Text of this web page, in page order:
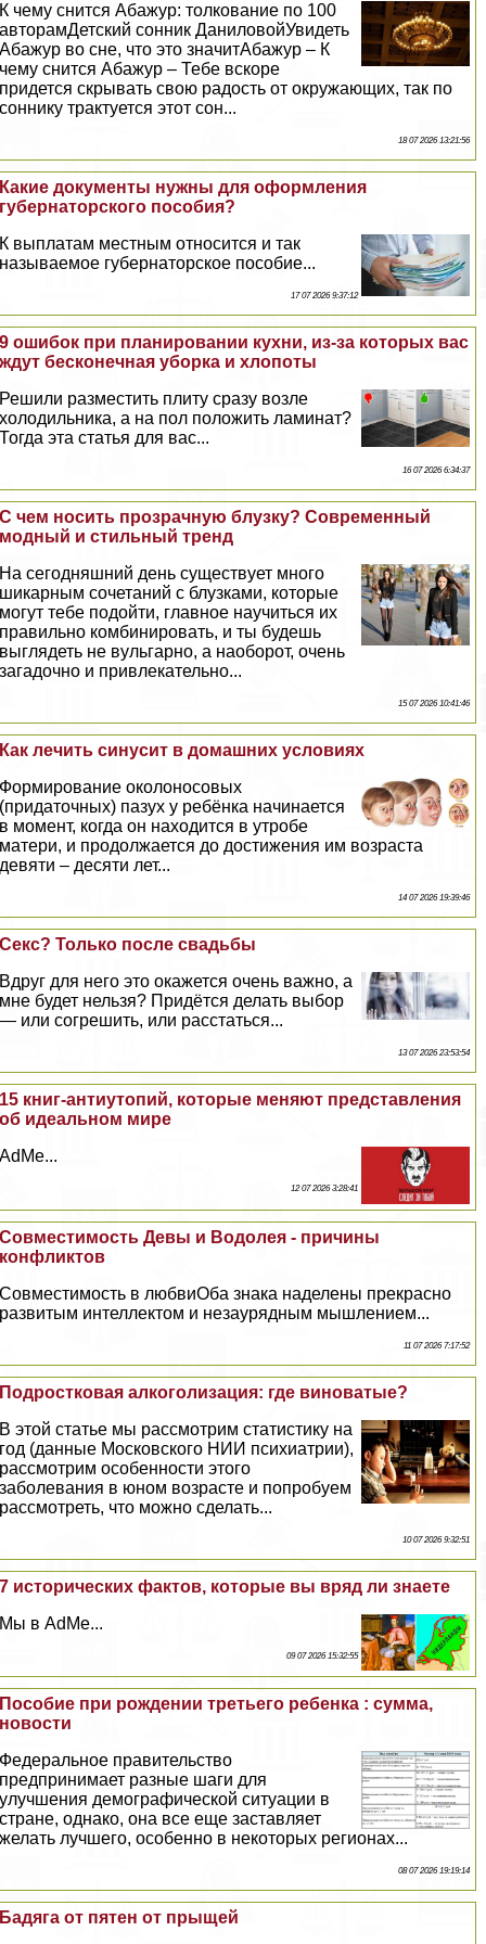
К чему снится Абажур: толкование по 100
авторамДетский сонник ДаниловойУвидеть
Абажур во сне, что это значитАбажур – К
чему снится Абажур – Тебе вскоре
придется скрывать свою радость от окружающих, так по
соннику тpaктуется этот сон...
18 07 2026 13:21:56
Какие документы нужны для оформления
губернаторского пособия?
К выплатам местным относится и так
называемое губернаторское пособие...
17 07 2026 9:37:12
9 ошибок при планировании кухни, из-за которых вас
ждут бесконечная уборка и хлопоты
Решили разместить плиту сразу возле
холодильника, а на пол положить ламинат?
Тогда эта статья для вас...
16 07 2026 6:34:37
С чем носить прозрачную блузку? Современный
модный и стильный тренд
На сегодняшний день существует много
шикарным сочетаний с блузками, которые
могут тебе подойти, главное научиться их
правильно комбинировать, и ты будешь
выглядеть не вульгарно, а наоборот, очень
загадочно и привлекательно...
15 07 2026 10:41:46
Как лечить синусит в домашних условиях
Формирование околоносовых
(придаточных) пазух у ребёнка начинается
в момент, когда он находится в утробе
матери, и продолжается до достижения им возраста
девяти – десяти лет...
14 07 2026 19:39:46
Сeкc? Только после свадьбы
Вдруг для него это окажется очень важно, а
мне будет нельзя? Придётся делать выбор
— или согрешить, или расстаться...
13 07 2026 23:53:54
15 книг-антиутопий, которые меняют представления
об идеальном мире
AdMe...
12 07 2026 3:28:41
Совместимость Девы и Водолея - причины
конфликтов
Совместимость в любвиОба знака наделены прекрасно
развитым интеллектом и незаурядным мышлением...
11 07 2026 7:17:52
Подростковая алкоголизация: где виноватые?
В этой статье мы рассмотрим статистику на
год (данные Московского НИИ психиатрии),
рассмотрим особенности этого
заболевания в юном возрасте и попробуем
рассмотреть, что можно сделать...
10 07 2026 9:32:51
7 исторических фактов, которые вы вряд ли знаете
Мы в AdMe...
09 07 2026 15:32:55
Пособие при рождении третьего ребенка : сумма,
новости
Федеральное правительство
предпринимает разные шаги для
улучшения демографической ситуации в
стране, однако, она все еще заставляет
желать лучшего, особенно в некоторых регионах...
08 07 2026 19:19:14
Бадяга от пятен от прыщей